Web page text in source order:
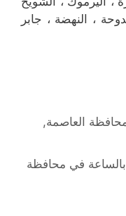
، النهضة ، جابر
العاصمة,
في محافظة